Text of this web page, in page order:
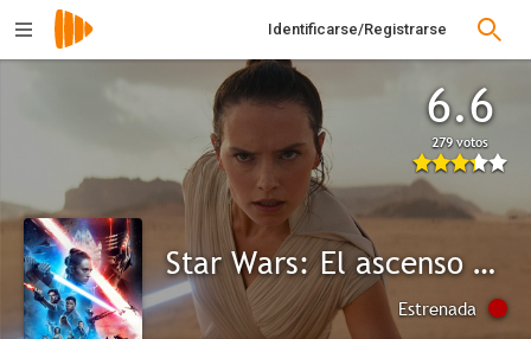
Identificarse/Registrarse
6.6
279 votos
Star Wars: El ascenso de Skywalker
Estrenada